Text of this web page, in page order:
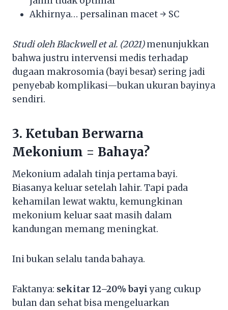
Akhirnya… persalinan macet → SC
Studi oleh Blackwell et al. (2021)menunjukkan
bahwa justru intervensi medis terhadap
dugaan makrosomia (bayi besar) sering jadi
penyebab komplikasi—bukan ukuran bayinya
sendiri.
3. Ketuban Berwarna
Mekonium = Bahaya?
Mekonium adalah tinja pertama bayi.
Biasanya keluar setelah lahir. Tapi pada
kehamilan lewat waktu, kemungkinan
mekonium keluar saat masih dalam
kandungan memang meningkat.
Ini bukan selalu tanda bahaya.
Faktanya: sekitar 12–20% bayiyang cukup
bulan dan sehat bisa mengeluarkan